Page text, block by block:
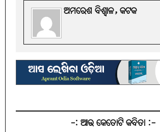
ଅମରେଶ ବିଶ୍ୱାଳ, କଟକ
-: ଆଉ କେତୋଟି କବିତା :-